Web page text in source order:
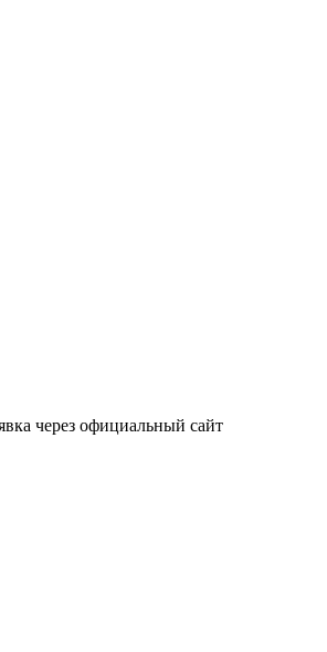
через официальный сайт